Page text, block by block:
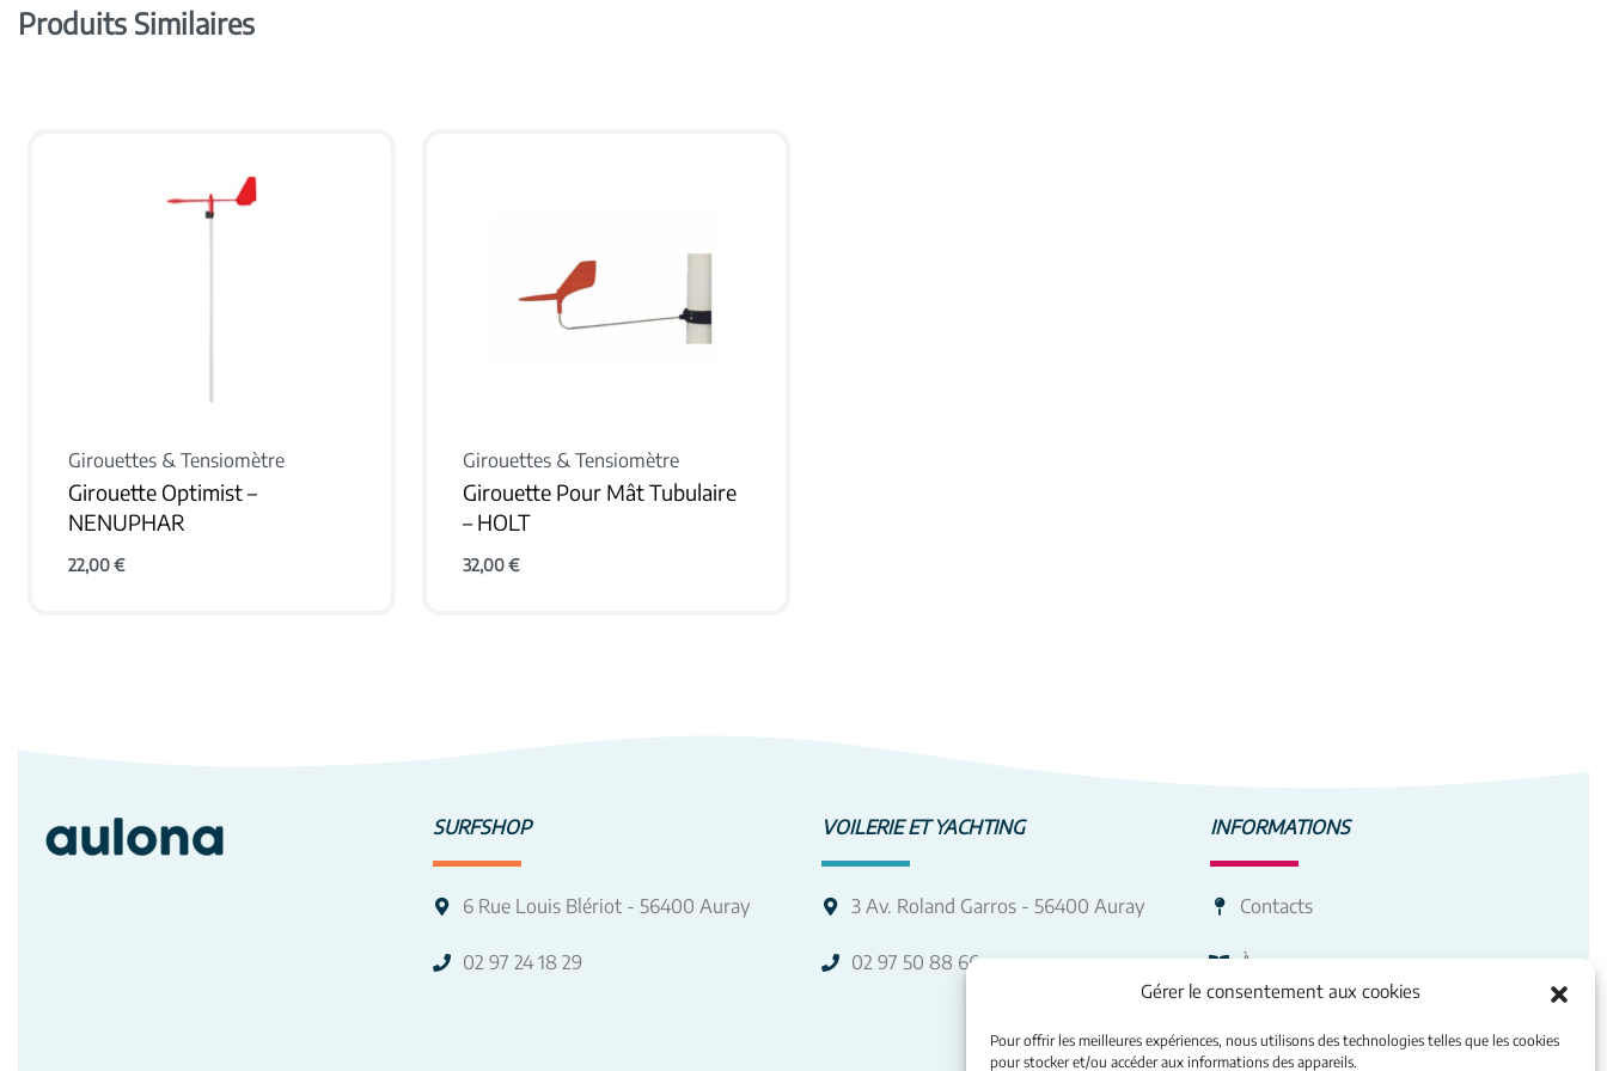
Gérer le consentement aux cookies
Pour offrir les meilleures expériences, nous utilisons des technologies telles que les cookies
pour stocker et/ou accéder aux informations des appareils.
Produits Similaires
Girouettes & Tensiomètre
Girouette Optimist –
NENUPHAR
22,00€
Girouettes & Tensiomètre
Girouette Pour Mât Tubulaire
– HOLT
32,00€
SURFSHOP
6 Rue Louis Blériot - 56400 Auray
02 97 24 18 29
VOILERIE ET YACHTING
3 Av. Roland Garros - 56400 Auray
02 97 50 88 66
INFORMATIONS
Contacts
À propos